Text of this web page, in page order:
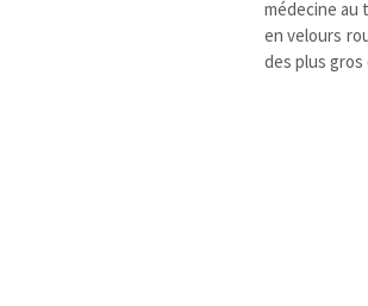
médecine au
en velours
des plus